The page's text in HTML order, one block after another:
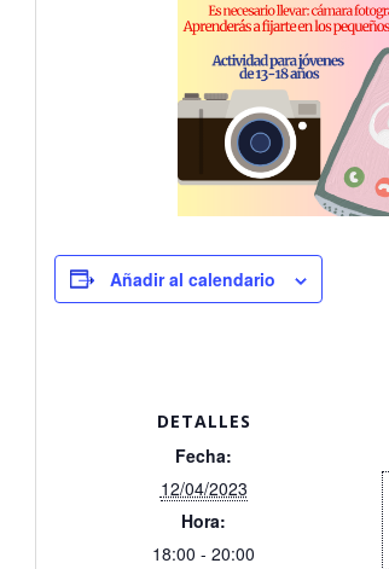
Añadir al calendario
DETALLES
Fecha:
12/04/2023
Hora:
18:00 - 20:00